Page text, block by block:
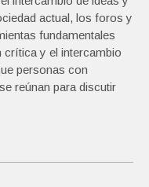
actual, los foros y
fundamentales
crítica y el intercambio
personas con
reúnan para discutir